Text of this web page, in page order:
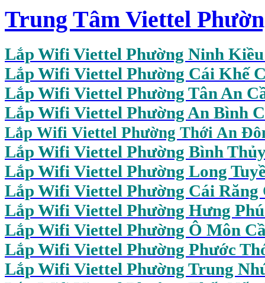
Trung Tâm Viettel
Lắp Wifi Viettel Phường Ninh
Lắp Wifi Viettel Phường Cái Khế
Lắp Wifi Viettel Phường Tân An
Lắp Wifi Viettel Phường An Bình
Lắp Wifi Viettel Phường Thới An
Lắp Wifi Viettel Phường Bình
Lắp Wifi Viettel Phường Long
Lắp Wifi Viettel Phường Cái Răng
Lắp Wifi Viettel Phường Hưng
Lắp Wifi Viettel Phường Ô Môn
Lắp Wifi Viettel Phường Phước
Lắp Wifi Viettel Phường Trung